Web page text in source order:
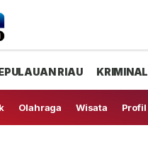
RIAU KRIMINAL
Olahraga Wisata Profil